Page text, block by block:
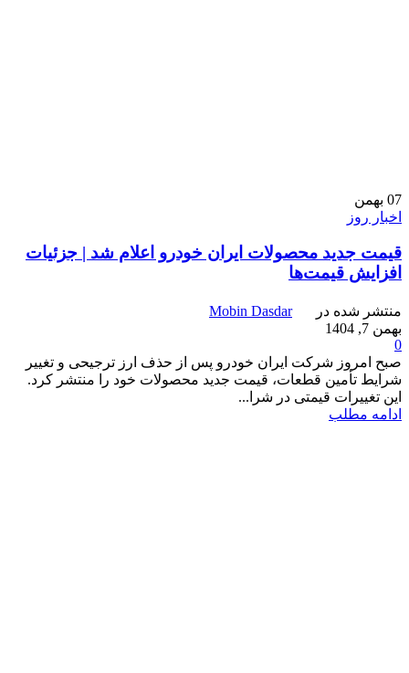
07 بهمن
اخبار روز
قیمت جدید محصولات ایران خودرو اعلام شد | جزئیات
افزایش قیمت‌ها
منتشر شده در
Mobin Dasdar
بهمن 7, 1404
0
صبح امروز شرکت ایران خودرو پس از حذف ارز ترجیحی و تغییر
شرایط تأمین قطعات، قیمت جدید محصولات خود را منتشر کرد.
این تغییرات قیمتی در شرا...
ادامه مطلب